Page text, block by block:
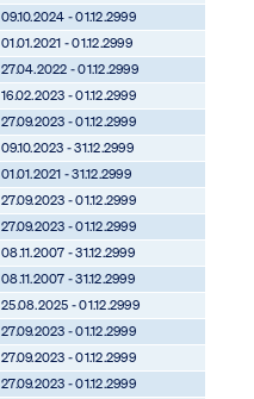
09.10.2024 - 01.12.2999
01.01.2021 - 01.12.2999
27.04.2022 - 01.12.2999
16.02.2023 - 01.12.2999
27.09.2023 - 01.12.2999
09.10.2023 - 31.12.2999
01.01.2021 - 31.12.2999
27.09.2023 - 01.12.2999
27.09.2023 - 01.12.2999
08.11.2007 - 31.12.2999
08.11.2007 - 31.12.2999
25.08.2025 - 01.12.2999
27.09.2023 - 01.12.2999
27.09.2023 - 01.12.2999
27.09.2023 - 01.12.2999